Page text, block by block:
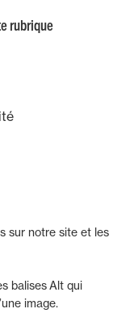
rubrique
sur notre site et les
balises Alt qui
image.